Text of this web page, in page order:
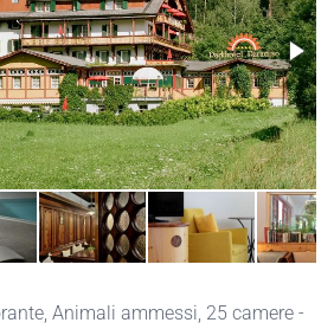
, Animali ammessi, 25 camere -